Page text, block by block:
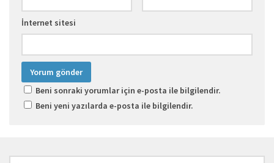
İnternet sitesi
Beni sonraki yorumlar için e-posta ile bilgilendir.
Beni yeni yazılarda e-posta ile bilgilendir.